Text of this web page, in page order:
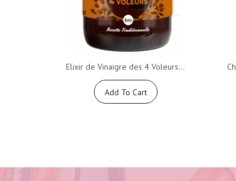
Elixir de Vinaigre des 4 Voleurs...
Add To Cart